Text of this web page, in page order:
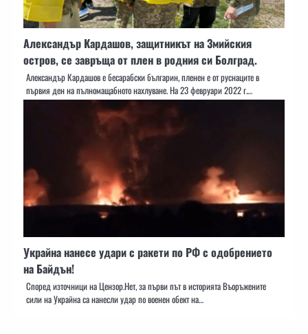
Александър Кардашов, защитникът на Змийския
остров, се завръща от плен в родния си Болград.
Александър Кардашов е бесарабски българин, пленен е от руснаците в
първия ден на пълномащабното нахлуване. На 23 февруари 2022 г.…
Украйна нанесе удари с ракети по РФ с одобрението
на Байдън!
Според източници на Цензор.Нет, за първи път в историята Въоръжените
сили на Украйна са нанесли удар по военен обект на…